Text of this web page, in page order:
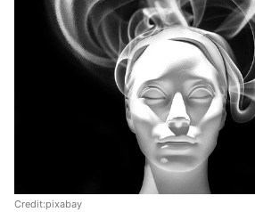
Credit:pixabay